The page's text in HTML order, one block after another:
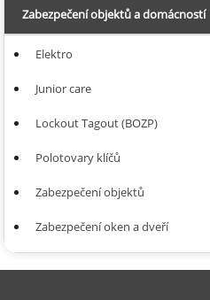
Zabezpečení objektů a domácností
Elektro
Junior care
Lockout Tagout (BOZP)
Polotovary klíčů
Zabezpečení objektů
Zabezpečení oken a dveří